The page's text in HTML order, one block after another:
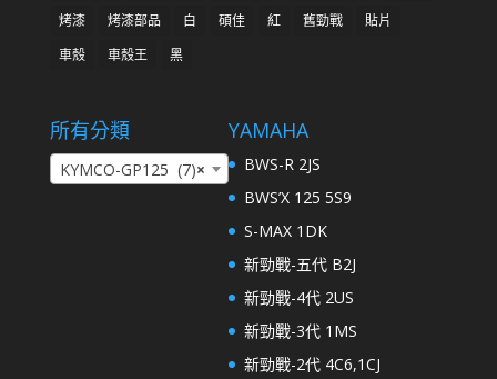
烤漆
烤漆部品 白 碩佳 紅 舊勁戰
貼片
車殼
車殼王 黑
所有分類
×
KYMCO-GP125 (7)
YAMAHA
BWS-R 2JS
BWS’X 125 5S9
S-MAX 1DK
新勁戰-五代 B2J
新勁戰-4代 2US
新勁戰-3代 1MS
新勁戰-2代 4C6,1CJ